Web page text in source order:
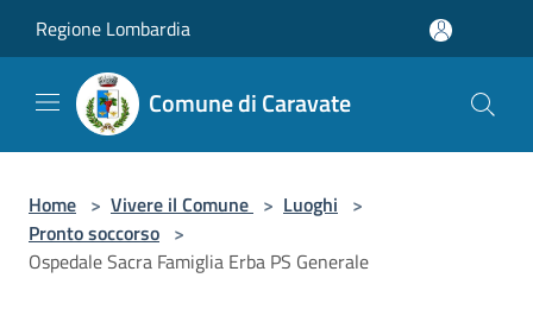
Regione Lombardia
Comune di Caravate
Home > Vivere il Comune > Luoghi >
Pronto soccorso >
Ospedale Sacra Famiglia Erba PS Generale